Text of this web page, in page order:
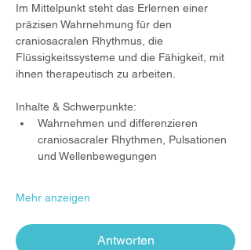
Im Mittelpunkt steht das Erlernen einer
präzisen Wahrnehmung für den
craniosacralen Rhythmus, die
Flüssigkeitssysteme und die Fähigkeit, mit
ihnen therapeutisch zu arbeiten.
Inhalte & Schwerpunkte:
Wahrnehmen und differenzieren
craniosacraler Rhythmen, Pulsationen
und Wellenbewegungen
Mehr anzeigen
Antworten